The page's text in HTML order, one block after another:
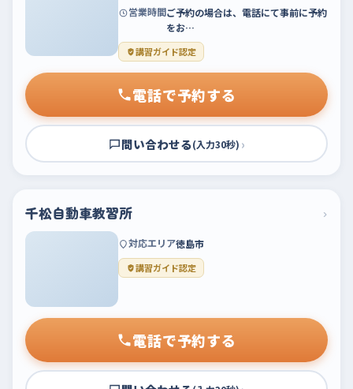
営業時間ご予約の場合は、電話にて事前に予約
をお…
講習ガイド認定
電話で予約する
問い合わせる(入力30秒) ›
千松自動車教習所 ›
対応エリア徳島市
講習ガイド認定
電話で予約する